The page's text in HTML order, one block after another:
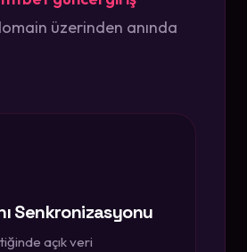
üzerinden anında
Senkronizasyonu
açık veri